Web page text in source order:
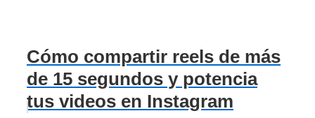
Cómo compartir reels de más
de 15 segundos y potencia
tus videos en Instagram